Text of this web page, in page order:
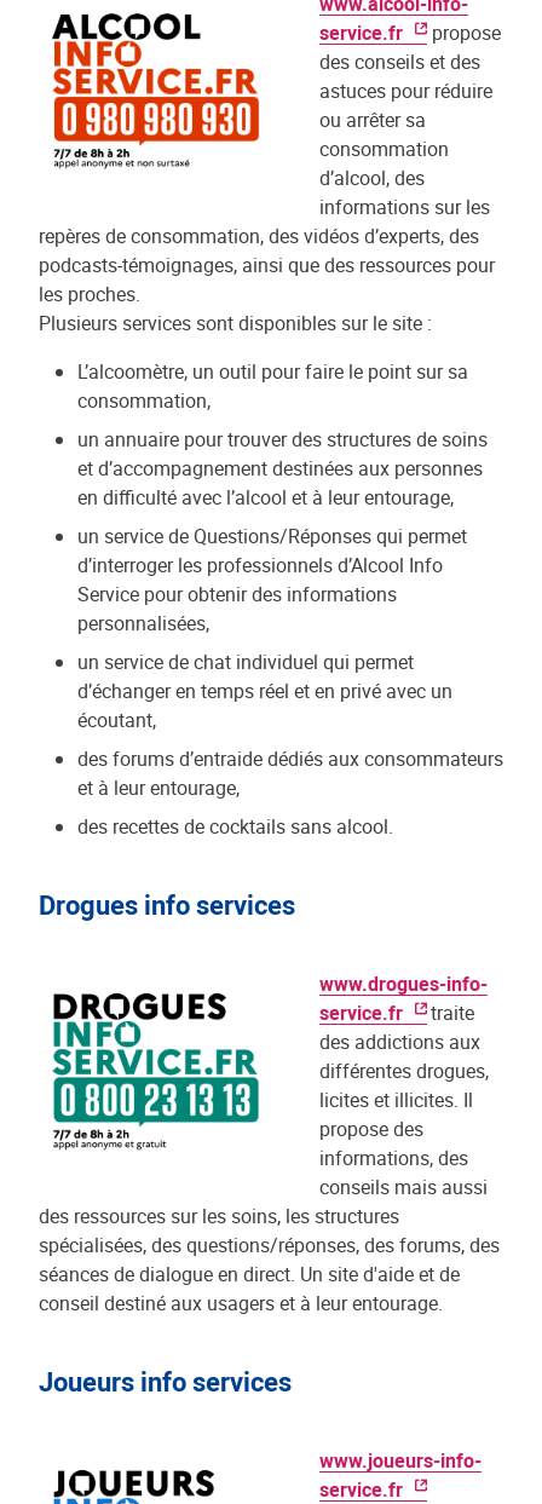
service.fr
propose
des conseils et des
astuces pour réduire
ou arrêter sa
consommation
d’alcool, des
informations sur les
repères de consommation, des vidéos d’experts, des
podcasts-témoignages, ainsi que des ressources pour
les proches.
Plusieurs services sont disponibles sur le site :
L’alcoomètre, un outil pour faire le point sur sa
consommation,
un annuaire pour trouver des structures de soins
et d’accompagnement destinées aux personnes
en difficulté avec l’alcool et à leur entourage,
un service de Questions/Réponses qui permet
d’interroger les professionnels d’Alcool Info
Service pour obtenir des informations
personnalisées,
un service de chat individuel qui permet
d’échanger en temps réel et en privé avec un
écoutant,
des forums d’entraide dédiés aux consommateurs
et à leur entourage,
des recettes de cocktails sans alcool.
Drogues info services
www.drogues-info-
service.fr
traite
des addictions aux
différentes drogues,
licites et illicites. Il
propose des
informations, des
conseils mais aussi
des ressources sur les soins, les structures
spécialisées, des questions/réponses, des forums, des
séances de dialogue en direct. Un site d'aide et de
conseil destiné aux usagers et à leur entourage.
Joueurs info services
www.joueurs-info-
service.fr